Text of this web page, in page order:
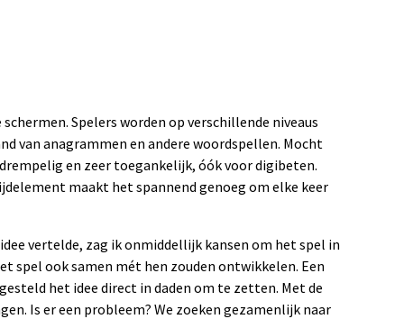
Spelers worden op verschillende niveaus
van anagrammen en andere woordspellen. Mocht
en zeer toegankelijk, óók voor digibeten.
maakt het spannend genoeg om elke keer
vertelde, zag ik onmiddellijk kansen om het spel in
spel ook samen mét hen zouden ontwikkelen. Een
het idee direct in daden om te zetten. Met de
Is er een probleem? We zoeken gezamenlijk naar